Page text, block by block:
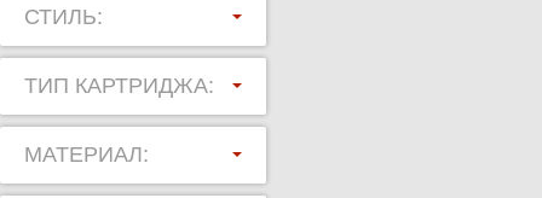
СТИЛЬ:
ТИП КАРТРИДЖА:
МАТЕРИАЛ: